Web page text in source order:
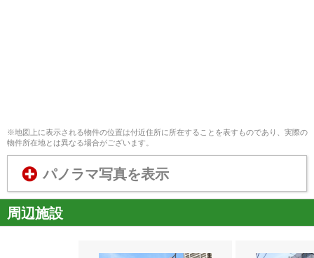
※地図上に表示される物件の位置は付近住所に所在することを表すものであり、実際の
物件所在地とは異なる場合がございます。
パノラマ写真を表示
周辺施設